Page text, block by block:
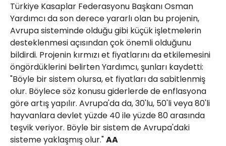
Türkiye Kasaplar Federasyonu Başkanı Osman
Yardımcı da son derece yararlı olan bu projenin,
Avrupa sisteminde olduğu gibi küçük işletmelerin
desteklenmesi açısından çok önemli olduğunu
bildirdi. Projenin kırmızı et fiyatlarını da etkilemesini
öngördüklerini belirten Yardımcı, şunları kaydetti:
"Böyle bir sistem olursa, et fiyatları da sabitlenmiş
olur. Böylece söz konusu giderlerde de enflasyona
göre artış yapılır. Avrupa'da da, 30'lu, 50'li veya 80'li
hayvanlara devlet yüzde 40 ile yüzde 80 arasında
teşvik veriyor. Böyle bir sistem de Avrupa'daki
sisteme yaklaşmış olur."AA